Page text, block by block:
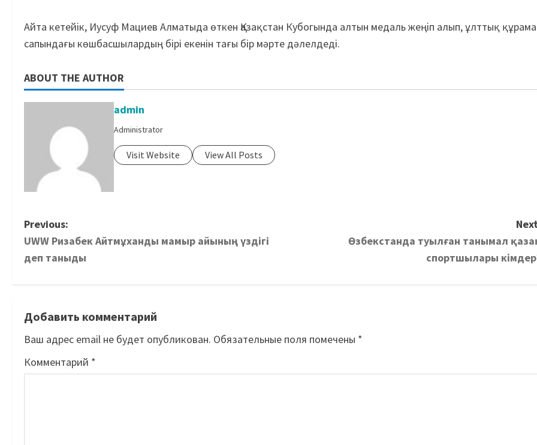
Айта кетейік, Иусуф Мациев Алматыда өткен Қазақстан Кубогында алтын медаль жеңіп алып, ұлттық құрама
сапындағы көшбасшылардың бірі екенін тағы бір мәрте дәлелдеді.
ABOUT THE AUTHOR
admin
Administrator
Visit Website View All Posts
Previous:
UWW Ризабек Айтмұханды мамыр айының үздігі
деп таныды
Өзбекстанда туылған танымал
спортшылары
Добавить комментарий
Ваш адрес email не будет опубликован. Обязательные поля помечены *
Комментарий *